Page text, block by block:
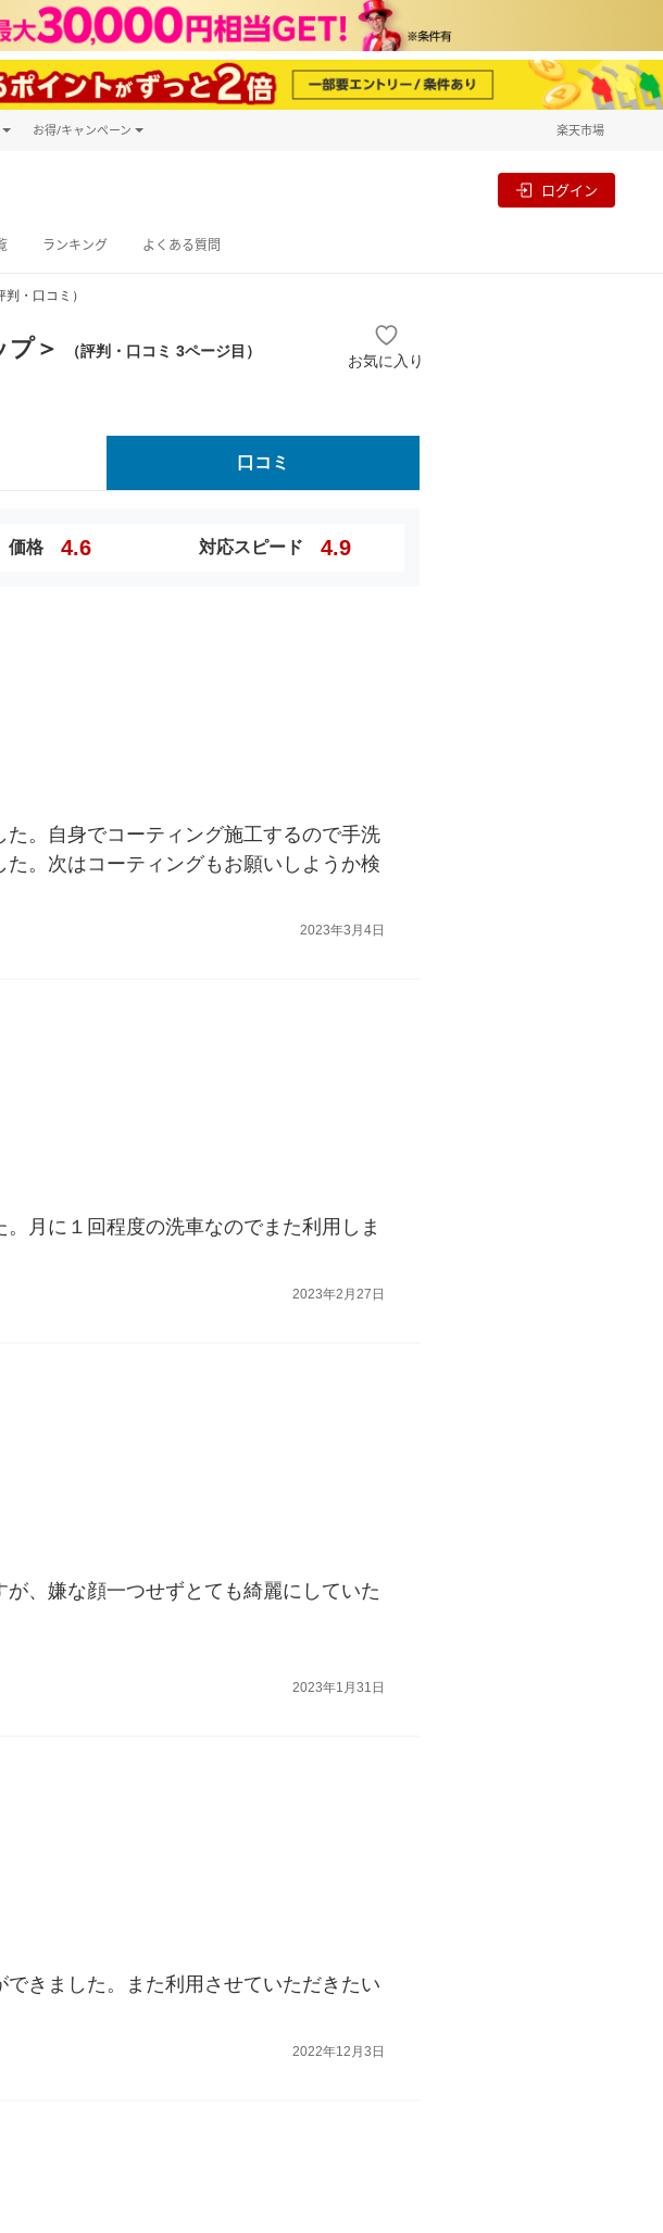
お得/キャンペーン 楽天市場
ログイン
ランキング よくある質問
・口コミ）
＞ （評判・口コミ 3ページ目）
お気に入り
口コミ
価格 4.6 対応スピード 4.9
。自身でコーティング施工するので手洗
。次はコーティングもお願いしようか検
2023年3月4日
月に１回程度の洗車なのでまた利用しま
2023年2月27日
、嫌な顔一つせずとても綺麗にしていた
2023年1月31日
きました。また利用させていただきたい
2022年12月3日